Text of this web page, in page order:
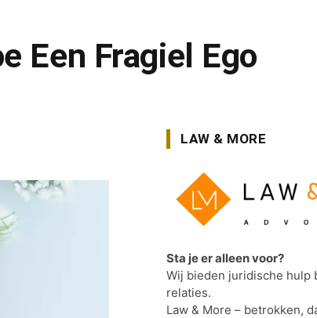
Een Fragiel Ego
LAW & MORE
Sta je er alleen voor?
Wij bieden juridische hulp
relaties.
Law & More – betrokken,